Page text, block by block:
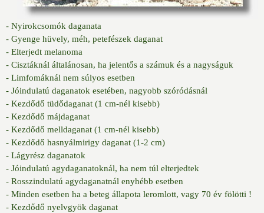
- Nyirokcsomók daganata
- Gyenge hüvely, méh, petefészek daganat
- Elterjedt melanoma
- Cisztáknál általánosan, ha jelentős a számuk és a nagyságuk
- Limfomáknál nem súlyos esetben
- Jóindulatú daganatok esetében, nagyobb szóródásnál
- Kezdődő tüdődaganat (1 cm-nél kisebb)
- Kezdődő májdaganat
- Kezdődő melldaganat (1 cm-nél kisebb)
- Kezdődő hasnyálmirigy daganat (1-2 cm)
- Lágyrész daganatok
- Jóindulatú agydaganatoknál, ha nem túl elterjedtek
- Rosszindulatú agydaganatnál enyhébb esetben
- Minden esetben ha a beteg állapota leromlott, vagy 70 év fölötti !
- Kezdődő nyelvgyök daganat